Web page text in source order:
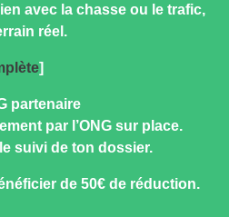
avec la chasse ou le trafic,
réel.
]
partenaire
par l’ONG sur place.
suivi de ton dossier.
de 50€ de réduction.